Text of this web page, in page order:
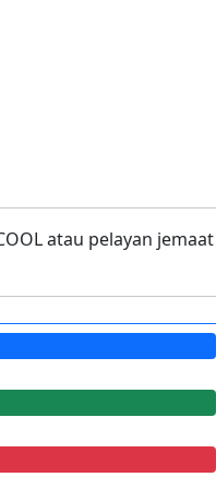
atau pelayan jemaat